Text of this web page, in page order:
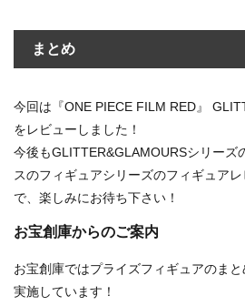
まとめ
今回は『ONE PIECE FILM RED』
をレビューしました！
今後もGLITTER&GLAMOURSシリーズ
スのフィギュアシリーズのフィギュア
で、楽しみにお待ち下さい！
お宝創庫からのご案内
お宝創庫ではプライズフィギュアのま
実施しています！